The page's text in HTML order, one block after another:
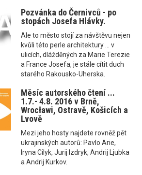
Pozvánka do Černivců - po
stopách Josefa Hlávky.
Ale to město stojí za návštěvu nejen
kvůli této perle architektury ... v
ulicích, dlážděných za Marie Terezie
a France Josefa, je stále cítit duch
starého Rakousko-Uherska.
Měsíc autorského čtení ...
1.7.- 4.8. 2016 v Brně,
Wrocławi, Ostravě, Košicích a
Lvově
Mezi jeho hosty najdete rovněž pět
ukrajinských autorů: Pavlo Arie,
Iryna Cilyk, Jurij Izdryk, Andrij Ljubka
a Andrij Kurkov.